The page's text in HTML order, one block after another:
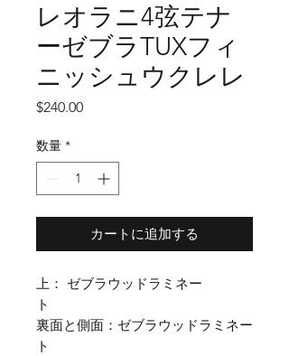
レオラニ4弦テナ
ーゼブラTUXフィ
ニッシュウクレレ
$240.00価
数量 *
カートに追加する
上： ゼブラウッドラミネー
ト
裏面と側面：ゼブラウッドラミネー
ト